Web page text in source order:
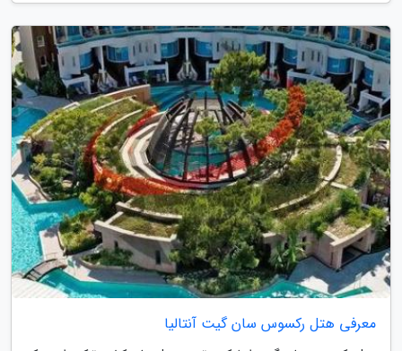
معرفی هتل رکسوس سان گیت آنتالیا